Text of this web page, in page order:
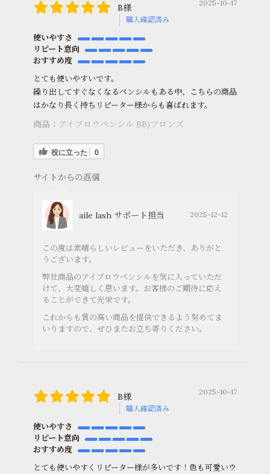
B様
購入確認済み
2025-10-17
使いやすさ
リピート意向
おすすめ度
とても使いやすいです。
繰り出してすぐなくなるペンシルもある中、こちらの商品
はかなり長く持ちリピーター様からも喜ばれます。
商品： アイブロウペンシル BB)ブロンズ
役に立った 0
サイトからの返信
aile lash サポート担当 2025-12-12
この度は素晴らしいレビューをいただき、ありがと
うございます。
弊社商品のアイブロウペンシルを気に入っていただ
けて、大変嬉しく思います。お客様のご期待に応え
ることができて光栄です。
これからも質の高い商品を提供できるよう努めてま
いりますので、ぜひまたお立ち寄りください。
B様
購入確認済み
2025-10-17
使いやすさ
リピート意向
おすすめ度
とても使いやすくリピーター様が多いです！色も可愛いウ